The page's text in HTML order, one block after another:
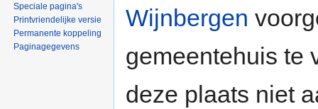
Wijnbergen
gemeentehuis te
deze plaats niet
Speciale pagina's
Printvriendelijke versie
Permanente koppeling
Paginagegevens